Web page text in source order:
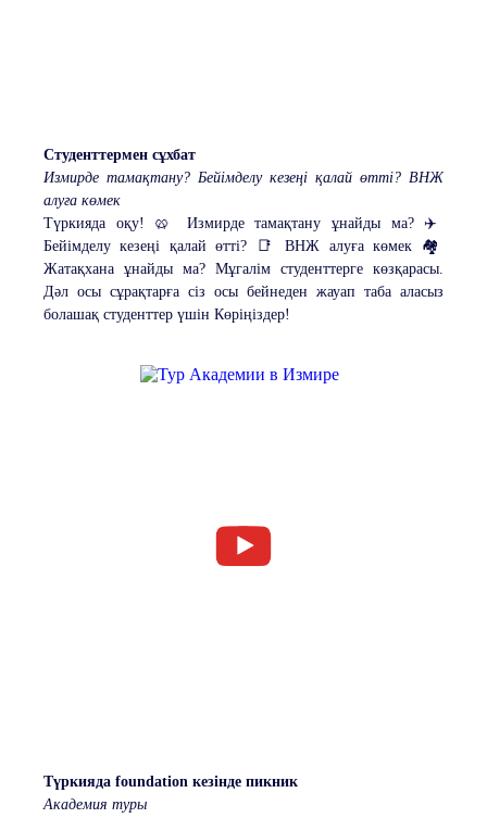
Студенттермен сұхбат
Измирде тамақтану? Бейімделу кезеңі қалай өтті? ВНЖ
алуға көмек
Түркияда оқу! 🥨 Измирде тамақтану ұнайды ма? ✈️
Бейімделу кезеңі қалай өтті? 📑 ВНЖ алуға көмек 🏘️
Жатақхана ұнайды ма? Мұгалім студенттерге көзқарасы.
Дәл осы сұрақтарға сіз осы бейнеден жауап таба аласыз️
болашақ студенттер үшін Көріңіздер!
Түркияда foundation кезінде пикник
Академия туры